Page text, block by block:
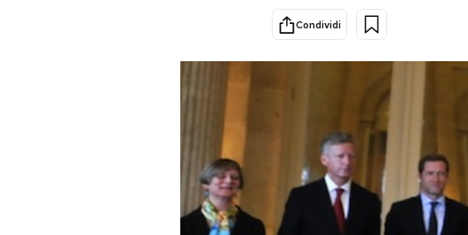
Storie/Idee
Ok Boomer!
Media
Mondiali calcio 2026
Condividi